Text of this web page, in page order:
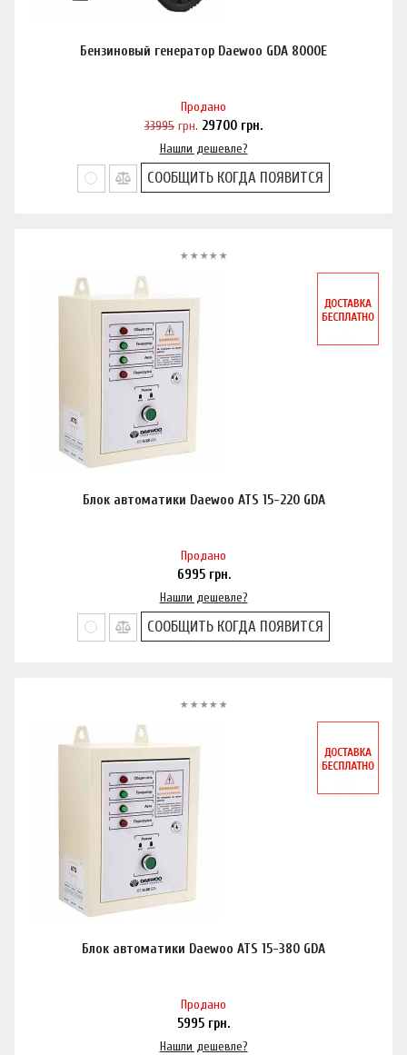
Бензиновый генератор Daewoo GDA 8000E
Продано
33995 грн. 29700 грн.
Нашли дешевле?
СООБЩИТЬ КОГДА ПОЯВИТСЯ
Блок автоматики Daewoo ATS 15-220 GDA
Продано
6995грн.
Нашли дешевле?
СООБЩИТЬ КОГДА ПОЯВИТСЯ
Блок автоматики Daewoo ATS 15-380 GDA
Продано
5995 грн.
Нашли дешевле?